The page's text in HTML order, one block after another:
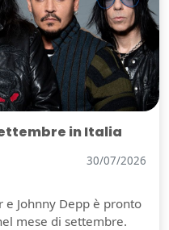
in Italia
30/07/2026
Johnny Depp è pronto
mese di settembre.